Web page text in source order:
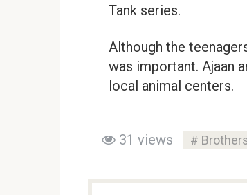
Tank series.
Although the
was important. Ajaan
local animal centers.
31 views